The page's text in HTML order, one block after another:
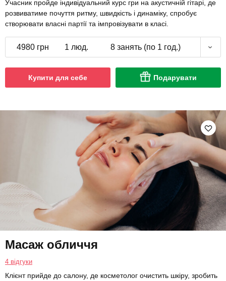
Учасник пройде індивідуальний курс гри на акустичній гітарі, де
розвиватиме почуття ритму, швидкість і динаміку, спробує
створювати власні партії та імпровізувати в класі.
4980 грн 1 люд. 8 занять (по 1 год.)
Купити для себе Подарувати
Масаж обличчя
4 відгуки
Клієнт прийде до салону, де косметолог очистить шкіру, зробить